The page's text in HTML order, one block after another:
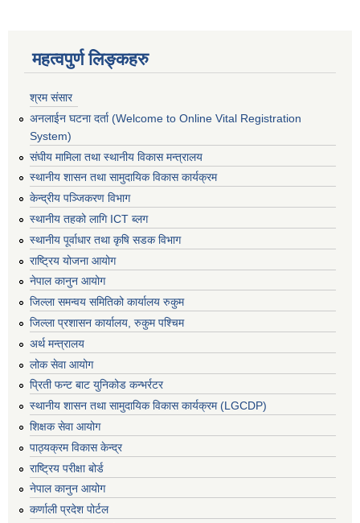
महत्वपुर्ण लिङ्कहरु
श्रम संसार
अनलाईन घटना दर्ता (Welcome to Online Vital Registration
System)
संघीय मामिला तथा स्थानीय विकास मन्त्रालय
स्थानीय शासन तथा सामुदायिक विकास कार्यक्रम
केन्द्रीय पञ्जिकरण विभाग
स्थानीय तहको लागि ICT ब्लग
स्थानीय पूर्वाधार तथा कृषि सडक विभाग
राष्ट्रिय योजना आयोग
नेपाल कानुन आयोग
जिल्ला समन्वय समितिको कार्यालय रुकुम
जिल्ला प्रशासन कार्यालय, रुकुम पश्चिम
अर्थ मन्त्रालय
लोक सेवा आयोग
प्रिती फन्ट बाट युनिकोड कन्भर्रटर
स्थानीय शासन तथा सामुदायिक विकास कार्यक्रम (LGCDP)
शिक्षक सेवा आयोग
पाठ्यक्रम विकास केन्द्र
राष्ट्रिय परीक्षा बोर्ड
नेपाल कानुन आयोग
कर्णाली प्रदेश पोर्टल